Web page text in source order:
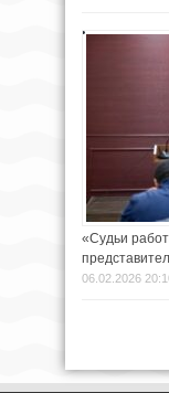
«Судьи
06.02.2026